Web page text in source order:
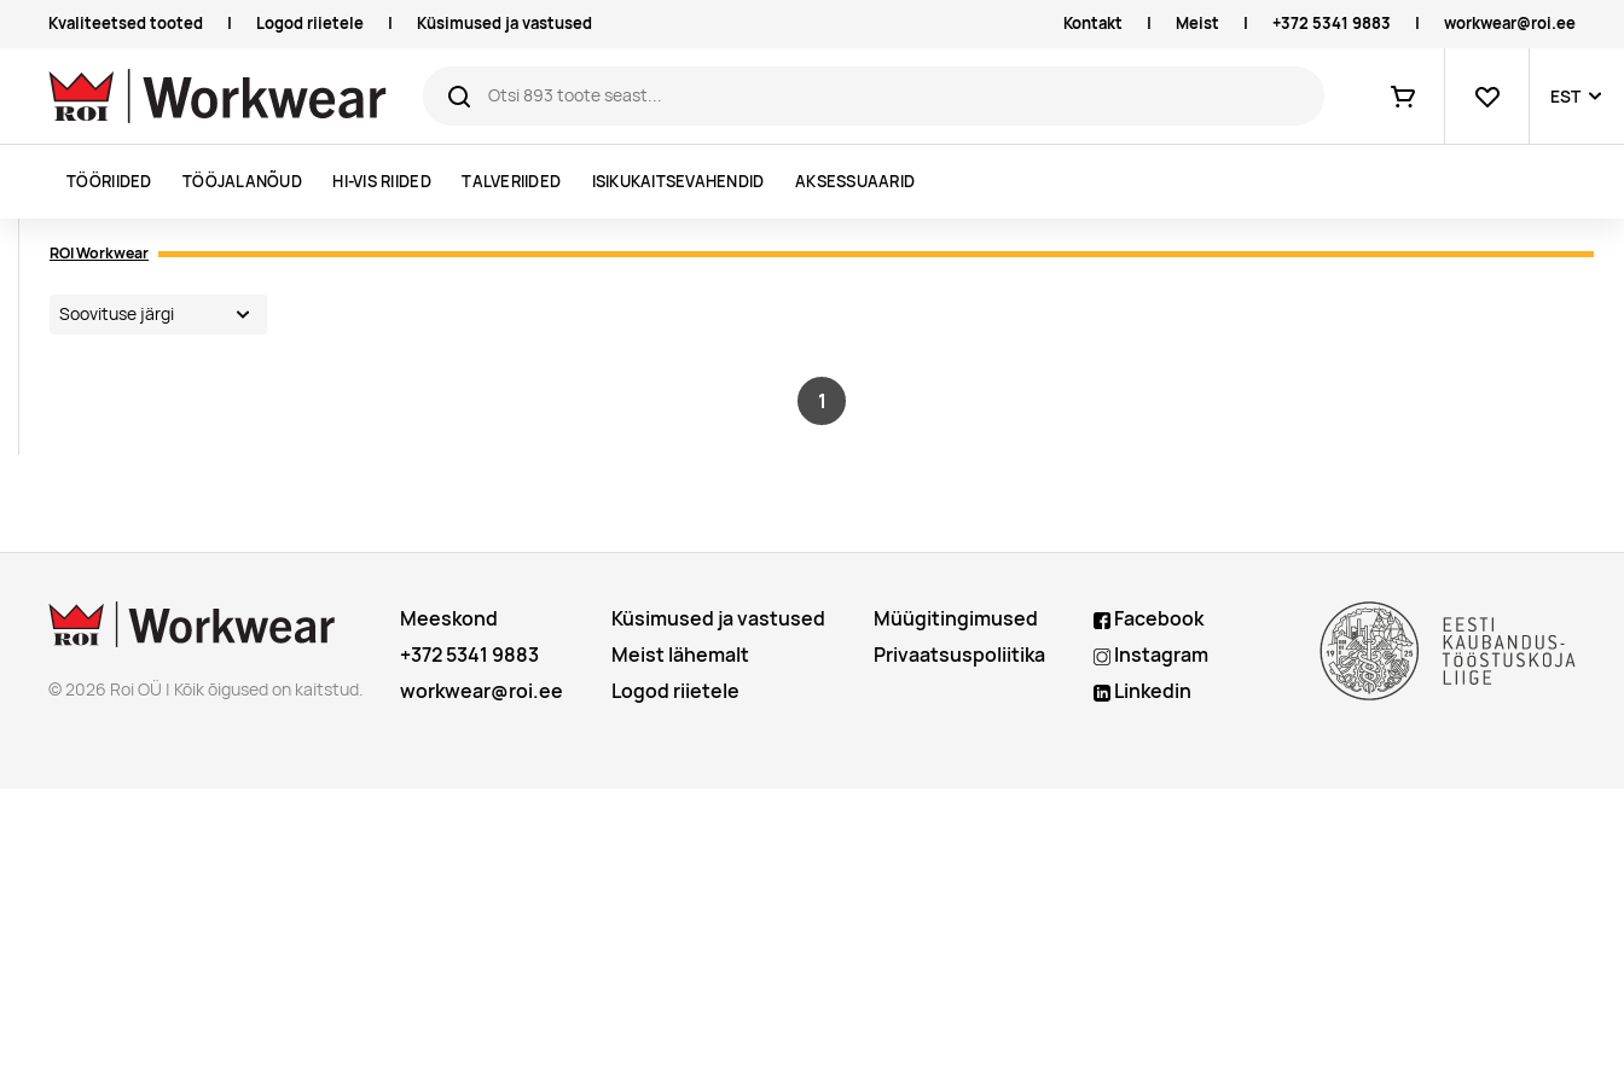
Kvaliteetsed tooted | Logod riietele | Küsimused ja vastused Kontakt | Meist | +372 5341 9883 | workwear@roi.ee
Ostukorv
Lemmikud
EST
TÖÖRIIDED TÖÖJALANÕUD HI-VIS RIIDED TALVERIIDED ISIKUKAITSEVAHENDID AKSESSUAARID
ROI Workwear
1
© 2026 Roi OÜ | Kõik õigused on kaitstud.
Meeskond
+372 5341 9883
workwear@roi.ee
Küsimused ja vastused
Meist lähemalt
Logod riietele
Müügitingimused
Privaatsuspoliitika
Facebook
Instagram
Linkedin